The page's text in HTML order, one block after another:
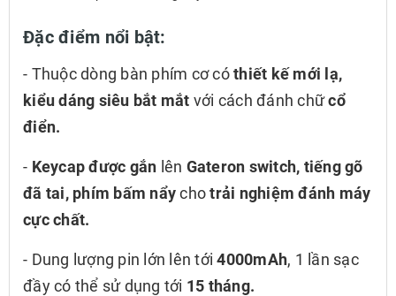
Đặc điểm nổi bật:
- Thuộc dòng bàn phím cơ cóthiết kế mới lạ,
kiểu dáng siêu bắt mắt với cách đánh chữcổ
điển.
- Keycap được gắn lên Gateron switch, tiếng gõ
đã tai, phím bấm nẩychotrải nghiệm đánh máy
cực chất.
- Dung lượng pin lớn lên tới4000mAh, 1 lần sạc
đầy có thể sử dụng tới 15 tháng.